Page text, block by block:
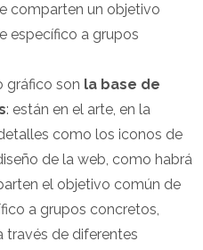
comparten un objetivo
específico a grupos
gráfico son la base de
: están en el arte, en la
como los iconos de
de la web, como habrá
el objetivo común de
a grupos concretos,
través de diferentes